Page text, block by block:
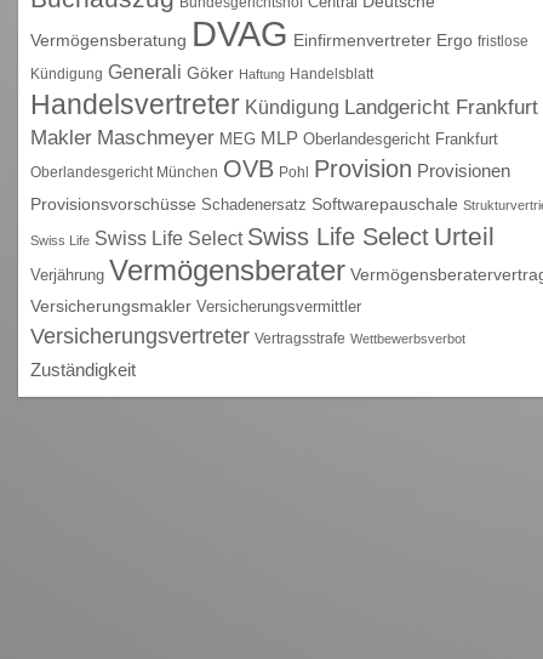
Vermögensberatung DVAG Einfirmenvertreter Ergo fristlose
Kündigung Generali Göker Haftung Handelsblatt
Handelsvertreter Kündigung Landgericht Frankfurt
Makler Maschmeyer MEG MLP Oberlandesgericht Frankfurt
Oberlandesgericht München OVB Pohl Provision Provisionen
Provisionsvorschüsse Schadenersatz Softwarepauschale
Swiss Life Swiss Life Select Swiss Life Select Urteil
Verjährung Vermögensberater
Versicherungsmakler Versicherungsvermittler
Versicherungsvertreter Vertragsstrafe Wettbewerbsverbot
Zuständigkeit